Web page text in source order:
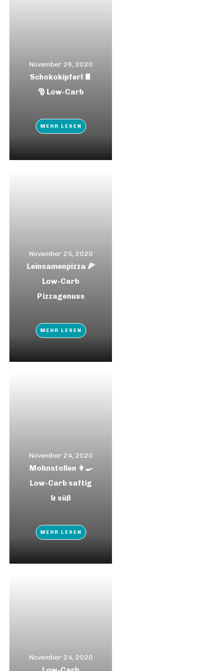
November 26, 2020
Schokokipferl 🍫
🎅 Low-Carb
MEHR LESEN
November 25, 2020
Leinsamenpizza 🍕
Low-Carb
Pizzagenuss
MEHR LESEN
November 24, 2020
Mohnstollen 👩‍🍳
Low-Carb saftig
& süß
MEHR LESEN
November 24, 2020